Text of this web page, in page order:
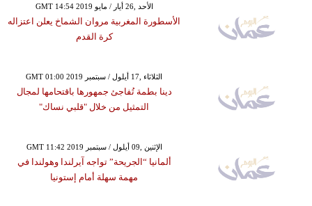
GMT 14:54 2019 الأحد ,26 أيار / مايو
الأسطورة المغربية مروان الشماخ يعلن اعتزاله
كرة القدم
GMT 01:00 2019 الثلاثاء ,17 أيلول / سبتمبر
دينا بطمة تُفاجئ جمهورها باقتحامها لمجال
التمثيل من خلال "قلبي نساك"
GMT 11:42 2019 الإثنين ,09 أيلول / سبتمبر
ألمانيا “الجريحة” تواجه آيرلندا وهولندا في
مهمة سهلة أمام إستونيا